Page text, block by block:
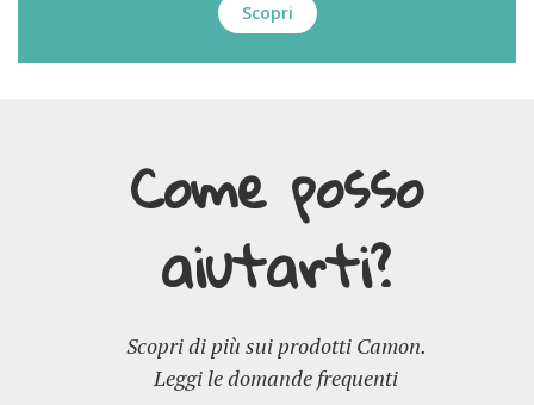
Scopri
Come posso
aiutarti?
Scopri di più sui prodotti Camon.
Leggi le domande frequenti